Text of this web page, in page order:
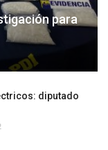
para
diputado